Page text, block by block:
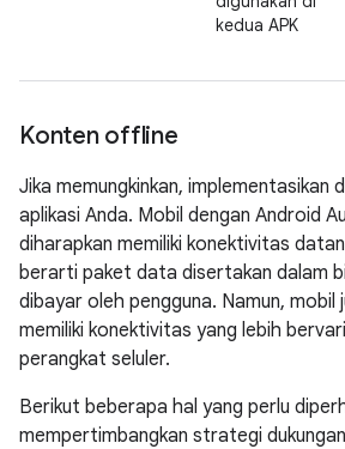
kedua APK
Konten offline
Jika memungkinkan, implementasikan
aplikasi Anda. Mobil dengan Android
diharapkan memiliki konektivitas
berarti paket data disertakan dalam
dibayar oleh pengguna. Namun, mobil
memiliki konektivitas yang lebih
perangkat seluler.
Berikut beberapa hal yang perlu
mempertimbangkan strategi